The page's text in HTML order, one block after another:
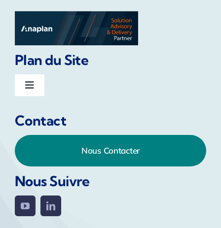
Plan du Site
Toggle
Services
Anaplan Solutions
La plateforme Anaplan
Contact
Nous Contacter
Nous Suivre